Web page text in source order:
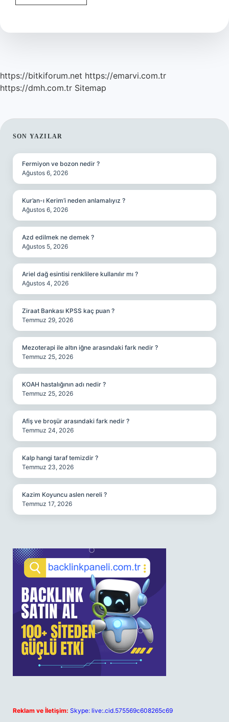
Hediyelik
https://bitkiforum.net https://emarvi.com.tr
https://dmh.com.tr Sitemap
SIDEBAR
SON YAZILAR
Fermiyon ve bozon nedir ?
Ağustos 6, 2026
Kur’an-ı Kerim’i neden anlamalıyız ?
Ağustos 6, 2026
Azd edilmek ne demek ?
Ağustos 5, 2026
Ariel dağ esintisi renklilere kullanılır mı ?
Ağustos 4, 2026
Ziraat Bankası KPSS kaç puan ?
Temmuz 29, 2026
Mezoterapi ile altın iğne arasındaki fark nedir ?
Temmuz 25, 2026
KOAH hastalığının adı nedir ?
Temmuz 25, 2026
Afiş ve broşür arasındaki fark nedir ?
Temmuz 24, 2026
Kalp hangi taraf temizdir ?
Temmuz 23, 2026
Kazim Koyuncu aslen nereli ?
Temmuz 17, 2026
Reklam ve İletişim: Skype: live:.cid.575569c608265c69